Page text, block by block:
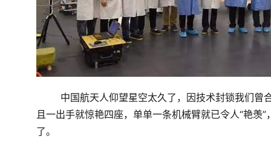
中国航天人仰望星空太久了，因技术封锁我们曾
且一出手就惊艳四座，单单一条机械臂就已令人“艳
了。